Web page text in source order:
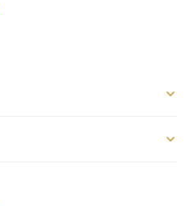
4 m²